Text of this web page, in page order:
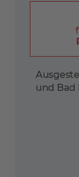
und Bad